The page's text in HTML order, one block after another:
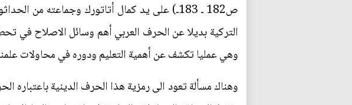
ص182 ـ 183ـ) على يد كمال أتاتورك وجماعته من
التركية بديلا عن الحرف العربي أهم وسائل الاصلاح في
وهي عمليا تكشف عن أهمية التعليم ودوره في محاولات
وهناك مسألة تعود الى رمزية هذا الحرف الدينية باعتباره